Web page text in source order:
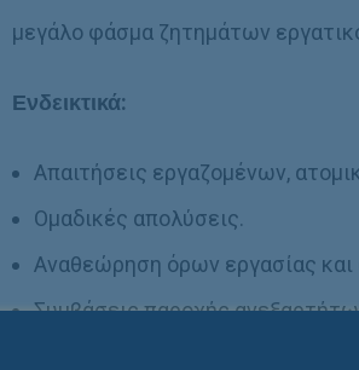
μεγάλο φάσμα ζητημάτων
Ενδεικτικά:
Απαιτήσεις εργαζομένων,
Ομαδικές απολύσεις.
Αναθεώρηση όρων εργασίας
Συμβάσεις παροχής
Αντιμετώπιση εργασιακών